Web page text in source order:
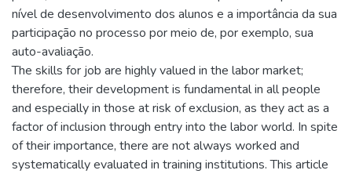
nível de desenvolvimento dos alunos e a importância da sua
participação no processo por meio de, por exemplo, sua
auto-avaliação.
The skills for job are highly valued in the labor market;
therefore, their development is fundamental in all people
and especially in those at risk of exclusion, as they act as a
factor of inclusion through entry into the labor world. In spite
of their importance, there are not always worked and
systematically evaluated in training institutions. This article